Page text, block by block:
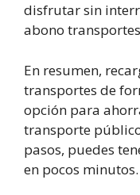
disfrutar sin
abono
En resumen,
transportes de
opción para
transporte
pasos, puedes
en pocos minutos.